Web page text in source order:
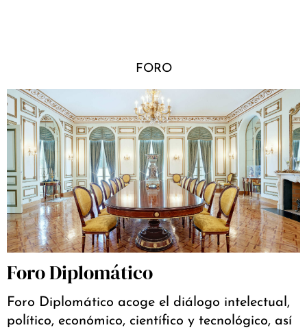
FORO
Foro Diplomático
Foro Diplomático acoge el diálogo intelectual,
político, económico, científico y tecnológico, así